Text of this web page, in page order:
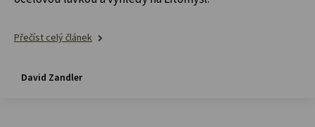
Přečíst celý článek
David Zandler